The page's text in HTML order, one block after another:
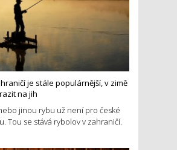
je stále populárnější, v zimě
na jih
jinou rybu už není pro české
Tou se stává rybolov v zahraničí.